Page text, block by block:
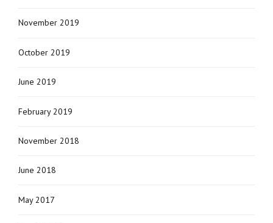
November 2019
October 2019
June 2019
February 2019
November 2018
June 2018
May 2017